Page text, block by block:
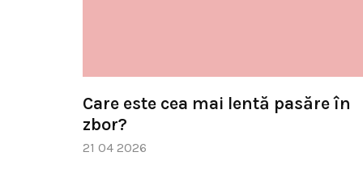
Care este cea mai lentă pasăre în
zbor?
21 04 2026